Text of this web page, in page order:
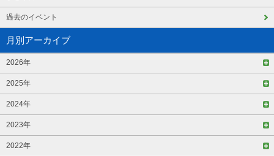
過去のイベント
月別アーカイブ
2026年
2025年
2024年
2023年
2022年